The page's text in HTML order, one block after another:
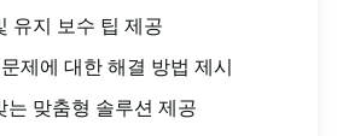
유지 보수 팁 제공
제에 대한 해결 방법 제시
는 맞춤형 솔루션 제공